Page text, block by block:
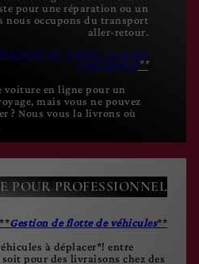
pour une réparation ou un
nous occupons du transport
aller-retour.
de véhicules de
location**
voiture en ligne pour un
mais vous ne pouvez
? Nous vous la livrons où
POUR PROFESSIONNEL
**Gestion de flotte de véhicules**
à déplacer*! entre
pour des livraisons chez des